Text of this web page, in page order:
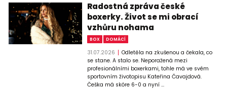
Radostná zpráva české
boxerky. Život se mi obrací
vzhůru nohama
BOX DOMÁCÍ
31.07.2026
Odletěla na zkušenou a čekala, co
se stane. A stalo se. Neporažená mezi
profesionálními boxerkami, tohle má ve svém
sportovním životopisu Kateřina Čavajdová.
Češka má skóre 6-0 a nyní ...